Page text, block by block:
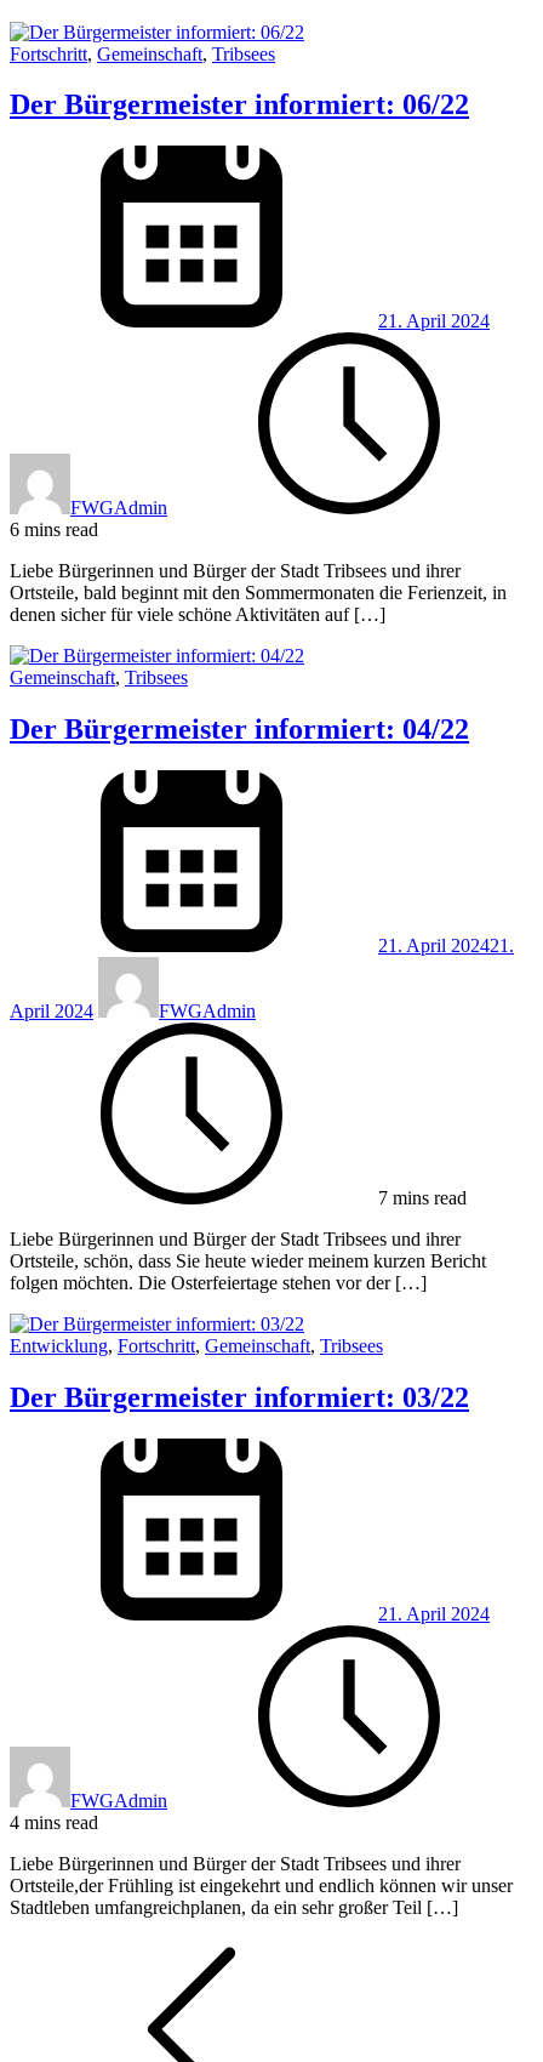
Fortschritt, Gemeinschaft, Tribsees
Der Bürgermeister informiert: 06/22
21. April 2024
FWGAdmin
6 mins read
Liebe Bürgerinnen und Bürger der Stadt Tribsees und ihrer
Ortsteile, bald beginnt mit den Sommermonaten die Ferienzeit, in
denen sicher für viele schöne Aktivitäten auf […]
Gemeinschaft, Tribsees
Der Bürgermeister informiert: 04/22
21. April 202421.
April 2024 FWGAdmin
7 mins read
Liebe Bürgerinnen und Bürger der Stadt Tribsees und ihrer
Ortsteile, schön, dass Sie heute wieder meinem kurzen Bericht
folgen möchten. Die Osterfeiertage stehen vor der […]
Entwicklung, Fortschritt, Gemeinschaft, Tribsees
Der Bürgermeister informiert: 03/22
21. April 2024
FWGAdmin
4 mins read
Liebe Bürgerinnen und Bürger der Stadt Tribsees und ihrer
Ortsteile,der Frühling ist eingekehrt und endlich können wir unser
Stadtleben umfangreichplanen, da ein sehr großer Teil […]
Seitennummerierung